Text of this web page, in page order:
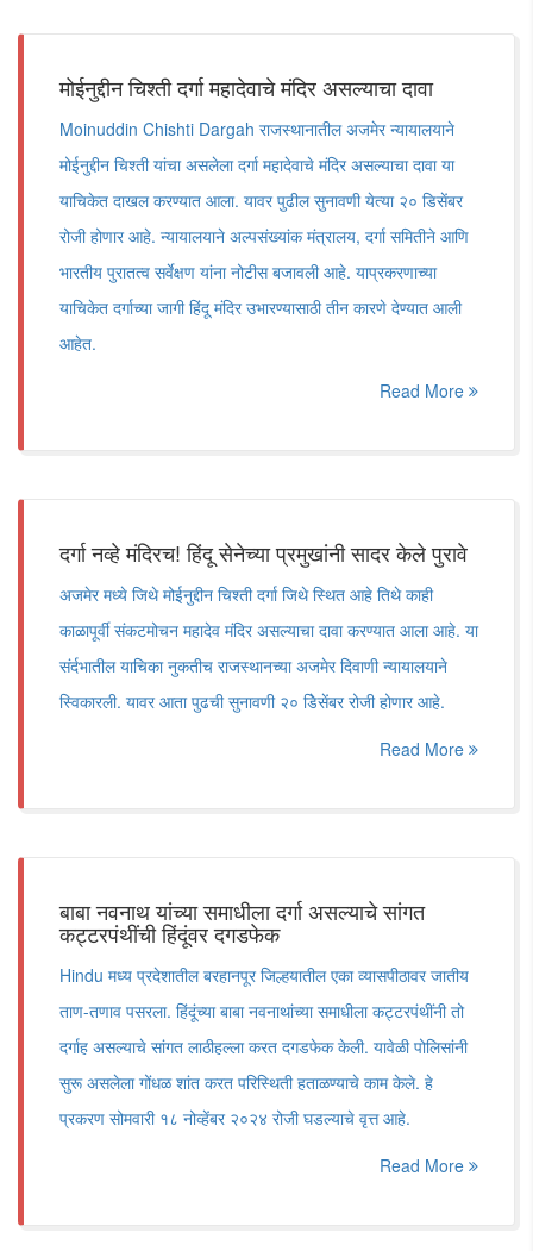
मोईनुद्दीन चिश्ती दर्गा महादेवाचे मंदिर असल्याचा दावा
Moinuddin Chishti Dargah राजस्थानातील अजमेर न्यायालयाने
मोईनुद्दीन चिश्ती यांचा असलेला दर्गा महादेवाचे मंदिर असल्याचा दावा या
याचिकेत दाखल करण्यात आला. यावर पुढील सुनावणी येत्या २० डिसेंबर
रोजी होणार आहे. न्यायालयाने अल्पसंख्यांक मंत्रालय, दर्गा समितीने आणि
भारतीय पुरातत्व सर्वेक्षण यांना नोटीस बजावली आहे. याप्रकरणाच्या
याचिकेत दर्गाच्या जागी हिंदू मंदिर उभारण्यासाठी तीन कारणे देण्यात आली
आहेत.
Read More
दर्गा नव्हे मंदिरच! हिंदू सेनेच्या प्रमुखांनी सादर केले पुरावे
अजमेर मध्ये जिथे मोईनुद्दीन चिश्ती दर्गा जिथे स्थित आहे तिथे काही
काळापूर्वी संकटमोचन महादेव मंदिर असल्याचा दावा करण्यात आला आहे. या
संर्दभातील याचिका नुकतीच राजस्थानच्या अजमेर दिवाणी न्यायालयाने
स्विकारली. यावर आता पुढची सुनावणी २० डिेसेंबर रोजी होणार आहे.
Read More
बाबा नवनाथ यांच्या समाधीला दर्गा असल्याचे सांगत
कट्टरपंथींची हिंदूंवर दगडफेक
Hindu मध्य प्रदेशातील बरहानपूर जिल्हयातील एका व्यासपीठावर जातीय
ताण-तणाव पसरला. हिंदूंच्या बाबा नवनाथांच्या समाधीला कट्टरपंथींनी तो
दर्गाह असल्याचे सांगत लाठीहल्ला करत दगडफेक केली. यावेळी पोलिसांनी
सुरू असलेला गोंधळ शांत करत परिस्थिती हताळण्याचे काम केले. हे
प्रकरण सोमवारी १८ नोव्हेंबर २०२४ रोजी घडल्याचे वृत्त आहे.
Read More